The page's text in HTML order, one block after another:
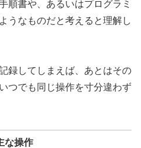
順書や、あるいはプログラミ
うなものだと考えると理解し
録してしまえば、あとはその
つでも同じ操作を寸分違わず
な操作